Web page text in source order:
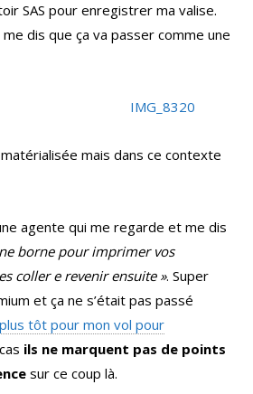
SAS pour enregistrer ma valise.
dis que ça va passer comme une
mais dans ce contexte
agente qui me regarde et me dis
borne pour imprimer vos
coller e revenir ensuite ». Super
et ça ne s’était pas passé
tôt pour mon vol pour
ils ne marquent pas de points
sur ce coup là.